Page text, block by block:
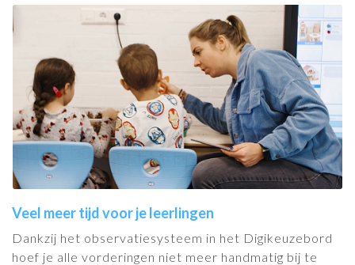
Veel meer tijd voor je leerlingen
Dankzij het observatiesysteem in het Digikeuzebord
hoef je alle vorderingen niet meer handmatig bij te